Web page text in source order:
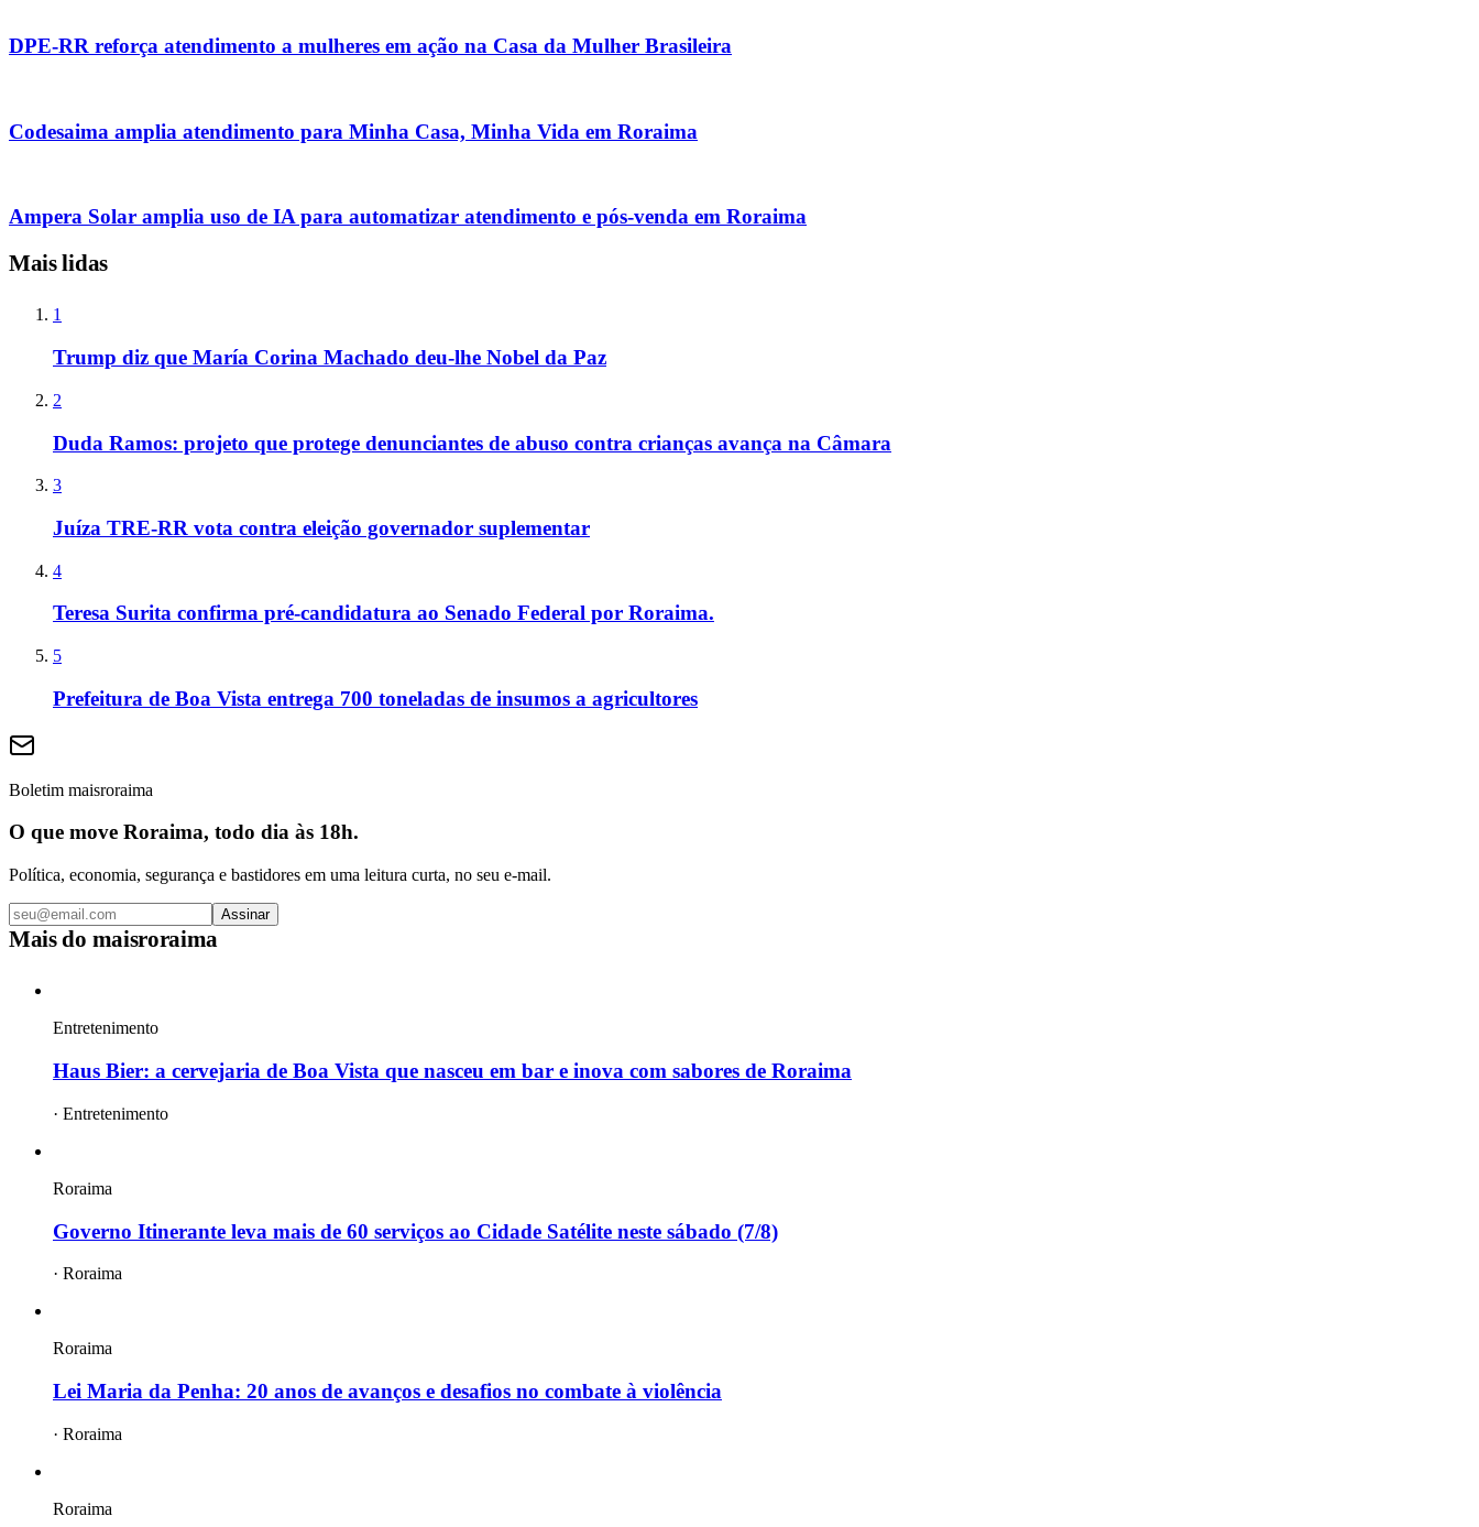
DPE-RR reforça atendimento a mulheres em ação na Casa da Mulher Brasileira
Codesaima amplia atendimento para Minha Casa, Minha Vida em Roraima
Ampera Solar amplia uso de IA para automatizar atendimento e pós-venda em Roraima
Mais lidas
1
Trump diz que María Corina Machado deu-lhe Nobel da Paz
2
Duda Ramos: projeto que protege denunciantes de abuso contra crianças avança na Câmara
3
Juíza TRE-RR vota contra eleição governador suplementar
4
Teresa Surita confirma pré-candidatura ao Senado Federal por Roraima.
5
Prefeitura de Boa Vista entrega 700 toneladas de insumos a agricultores
Boletim maisroraima
O que move Roraima, todo dia às 18h.
Política, economia, segurança e bastidores em uma leitura curta, no seu e-mail.
Assinar
Mais do maisroraima
Entretenimento
Haus Bier: a cervejaria de Boa Vista que nasceu em bar e inova com sabores de Roraima
· Entretenimento
Roraima
Governo Itinerante leva mais de 60 serviços ao Cidade Satélite neste sábado (7/8)
· Roraima
Roraima
Lei Maria da Penha: 20 anos de avanços e desafios no combate à violência
· Roraima
Roraima